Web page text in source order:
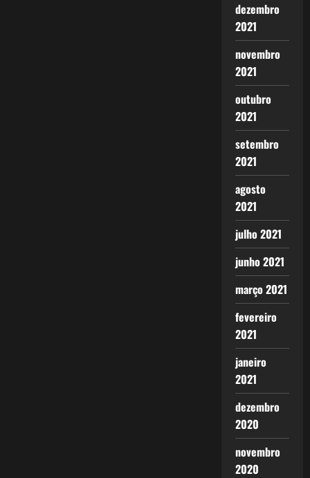
dezembro
2021
novembro
2021
outubro
2021
setembro
2021
agosto
2021
julho 2021
junho 2021
março 2021
fevereiro
2021
janeiro
2021
dezembro
2020
novembro
2020